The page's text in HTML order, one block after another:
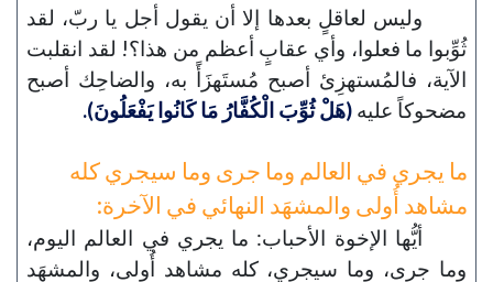
وليس لعاقلٍ بعدها إلا أن يقول أجل يا ربّ، لقد
ثُوِّبوا ما فعلوا، وأي عقابٍ أعظم من هذا؟! لقد انقلبت
الآية، فالمُستهزِئ أصبح مُستَهزَأً به، والضاحِك أصبح
مضحوكاً عليه (هَلْ ثُوِّبَ الْكُفَّارُ مَا كَانُوا يَفْعَلُونَ).
ما يجري في العالم وما جرى وما سيجري كله
مشاهد أُولى والمشهَد النهائي في الآخرة:
أيُّها الإخوة الأحباب: ما يجري في العالم اليوم،
وما جرى، وما سيجري، كله مشاهد أُولى، والمشهَد